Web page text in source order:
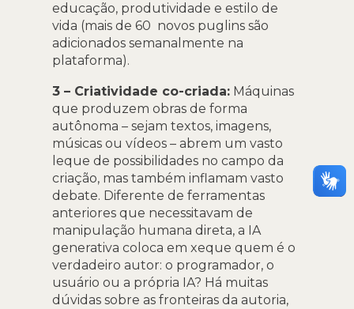
educação, produtividade e estilo de
vida (mais de 60 novos puglins são
adicionados semanalmente na
plataforma).
3 – Criatividade co-criada: Máquinas
que produzem obras de forma
autônoma – sejam textos, imagens,
músicas ou vídeos – abrem um vasto
leque de possibilidades no campo da
criação, mas também inflamam vasto
debate. Diferente de ferramentas
anteriores que necessitavam de
manipulação humana direta, a IA
generativa coloca em xeque quem é o
verdadeiro autor: o programador, o
usuário ou a própria IA? Há muitas
dúvidas sobre as fronteiras da autoria,